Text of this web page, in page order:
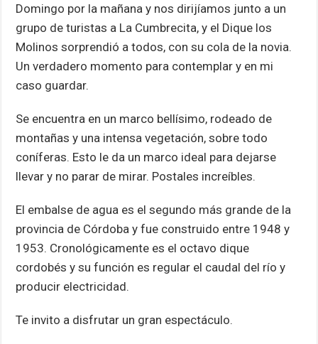
Domingo por la mañana y nos dirijíamos junto a un
grupo de turistas a La Cumbrecita, y el Dique los
Molinos sorprendió a todos, con su cola de la novia.
Un verdadero momento para contemplar y en mi
caso guardar.
Se encuentra en un marco bellísimo, rodeado de
montañas y una intensa vegetación, sobre todo
coníferas. Esto le da un marco ideal para dejarse
llevar y no parar de mirar. Postales increíbles.
El embalse de agua es el segundo más grande de la
provincia de Córdoba y fue construido entre 1948 y
1953. Cronológicamente es el octavo dique
cordobés y su función es regular el caudal del río y
producir electricidad.
Te invito a disfrutar un gran espectáculo.